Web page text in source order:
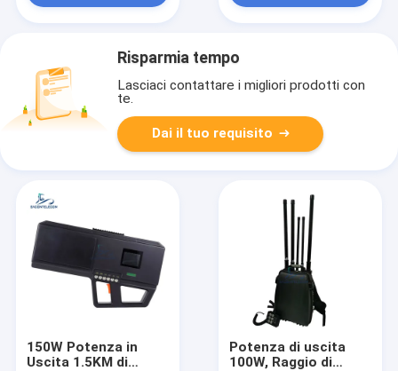
Risparmia tempo
Lasciaci contattare i migliori prodotti con
te.
Dai il tuo requisito
150W Potenza in
Uscita 1.5KM di
Potenza di uscita
100W, Raggio di